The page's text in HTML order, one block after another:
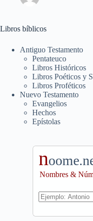
Libros bíblicos
Antiguo Testamento
Pentateuco
Libros Históricos
Libros Poéticos y
Libros Proféticos
Nuevo Testamento
Evangelios
Hechos
Epístolas
n
Nombres &